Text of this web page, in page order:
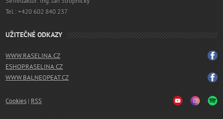
Tel.: +420 602 840 237
UŽITEČNÉ ODKAZY
WWW.RASELINA.CZ
ESHOP.RASELINA.CZ
WWW.BALNEOPEAT.CZ
Cookies | RSS